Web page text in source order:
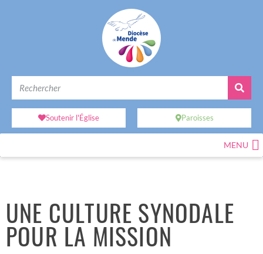
Soutenir l'Église Paroisses
MENU
UNE CULTURE SYNODALE
POUR LA MISSION